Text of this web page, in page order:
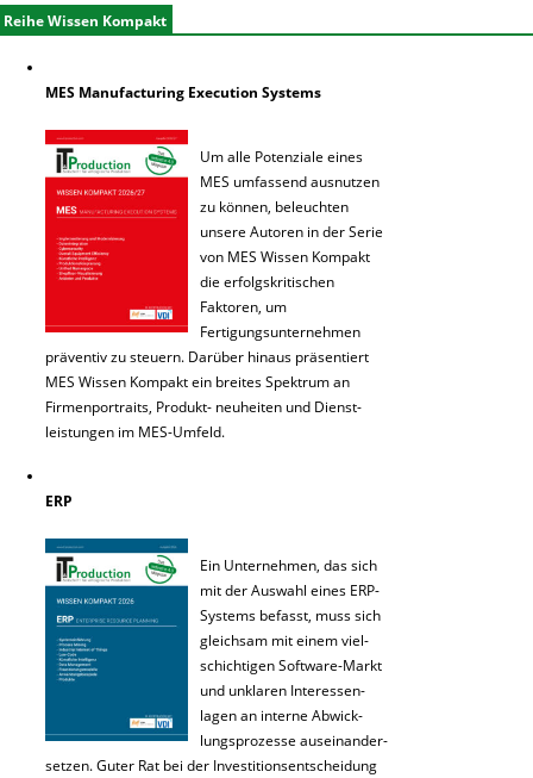
Reihe Wissen Kompakt
MES Manufacturing Execution Systems
Um alle Potenziale eines
MES umfassend ausnutzen
zu können, beleuchten
unsere Autoren in der Serie
von MES Wissen Kompakt
die erfolgskritischen
Faktoren, um
Fertigungsunternehmen
präventiv zu steuern. Darüber hinaus präsentiert
MES Wissen Kompakt ein breites Spektrum an
Firmenportraits, Produkt- neuheiten und Dienst-
leistungen im MES-Umfeld.
ERP
Ein Unternehmen, das sich
mit der Auswahl eines ERP-
Systems befasst, muss sich
gleichsam mit einem viel-
schichtigen Software-Markt
und unklaren Interessen-
lagen an interne Abwick-
lungsprozesse auseinander-
setzen. Guter Rat bei der Investitionsentscheidung